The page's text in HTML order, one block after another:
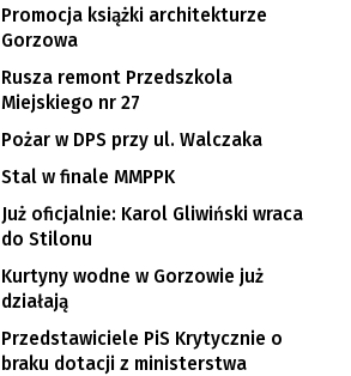
Promocja książki architekturze
Gorzowa
Rusza remont Przedszkola
Miejskiego nr 27
Pożar w DPS przy ul. Walczaka
Stal w finale MMPPK
Już oficjalnie: Karol Gliwiński wraca
do Stilonu
Kurtyny wodne w Gorzowie już
działają
Przedstawiciele PiS Krytycznie o
braku dotacji z ministerstwa